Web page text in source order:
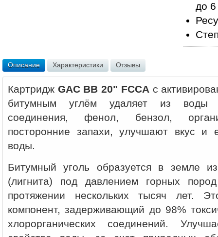
до 6
Описание Характеристики Отзывы
Картридж GAC BB 20" FCCA с
битумным углём удаляет из воды
соединения, фенол, бензол,
посторонние запахи, улучшают вкус и
воды.
Битумный уголь образуется в земле
(лигнита) под давлением горных
протяжении нескольких тысяч лет.
компонент, задерживающий до 98%
хлорорганических соединений.